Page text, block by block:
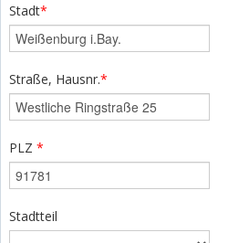
Stadt*
Straße, Hausnr.*
PLZ *
Stadtteil